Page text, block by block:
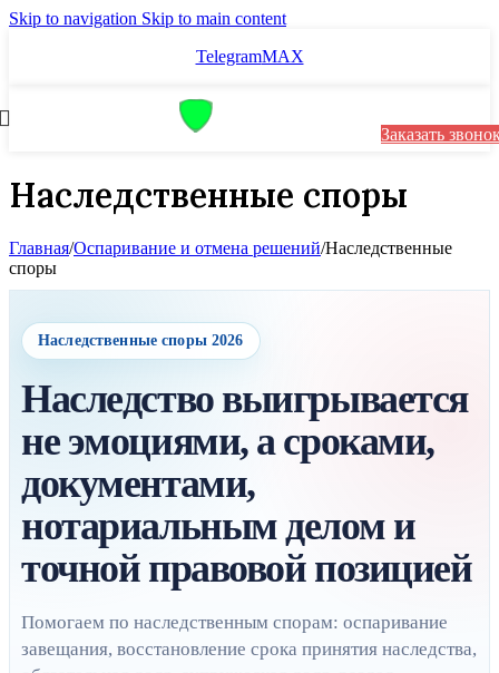
Skip to navigation Skip to main content
TelegramMAX
Заказать
Наследственные споры
Главная/Оспаривание и отмена решений/Наследственные
споры
Наследственные споры 2026
Наследство выигрывается
не эмоциями, а сроками,
документами,
нотариальным делом и
точной правовой позицией
Помогаем по наследственным спорам: оспаривание
завещания, восстановление срока принятия наследства,